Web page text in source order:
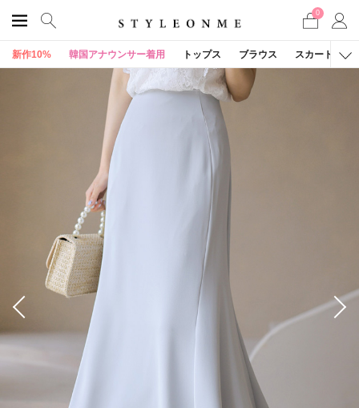
0
新作10% 韓国アナウンサー着用 トップス ブラウス スカート